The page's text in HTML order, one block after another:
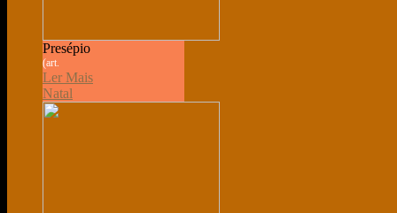
Presépio
(art.
Ler Mais
Natal